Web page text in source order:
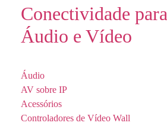
Conectividade para
Áudio e Vídeo
Áudio
AV sobre IP
Acessórios
Controladores de Vídeo Wall